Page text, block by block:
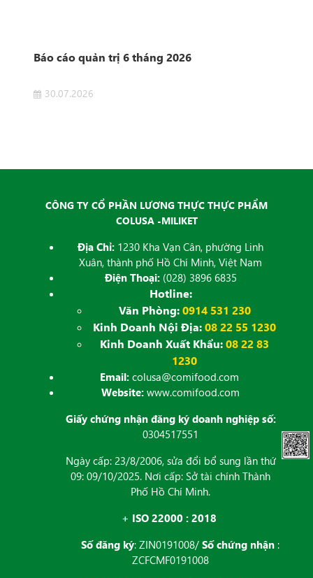
Báo cáo quản trị 6 tháng 2026
30.07.2026
CÔNG TY CỔ PHẦN LƯƠNG THỰC THỰC PHẨM
COLUSA -MILIKET
Địa Chỉ: 1230 Kha Vạn Cân, phường Linh
Xuân, thành phố Hồ Chí Minh, Việt Nam
Điện Thoại:(028) 3896 6835
Hotline:
Văn Phòng: 0914 531 230
Kinh Doanh Nội Địa:08 22 55 1230
Kinh Doanh Xuất Khẩu:08 22 83
1230
Email:colusa@comifood.com
Website: www.comifood.com
Giấy chứng nhận đăng ký doanh nghiệp số:
0304517551
Ngày cấp: 23/8/2006, sửa đổi bổ sung lần thứ
09: 09/10/2025. Nơi cấp: Sở tài chính Thành
Phố Hồ Chí Minh.
+ ISO 22000 : 2018
Số đăng ký: ZIN0191008/ Số chứng nhận :
ZCFCMF0191008